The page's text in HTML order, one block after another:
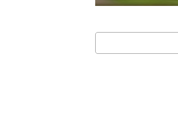
Buscar